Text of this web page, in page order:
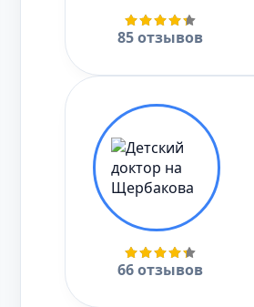
85 отзывов
66 отзывов